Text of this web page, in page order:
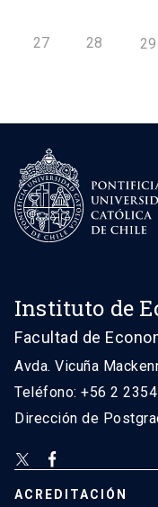
27 28 29
Instituto de
Facultad de
Avda. Vicuña
Teléfono: +56 2
Dirección de
ACREDITACIÓN